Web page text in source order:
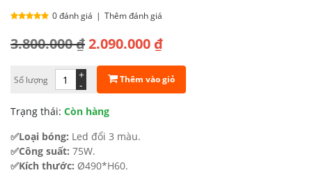
0 đánh giá | Thêm đánh giá
3.800.000₫
Giá
là:
3.800.000 ₫.
2.090.000 ₫
Giá
tại
là:
2.090.000 ₫.
Số lượng -
+ Thêm vào giỏ
Trạng thái: Còn hàng
✅Loại bóng: Led đổi 3 màu.
✅Công suất: 75W.
✅Kích thước: Ø490*H60.